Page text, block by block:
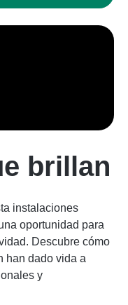
brillan
instalaciones
oportunidad para
Descubre cómo
han dado vida a
y